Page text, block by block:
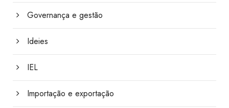
Governança e gestão
Ideies
IEL
Importação e exportação